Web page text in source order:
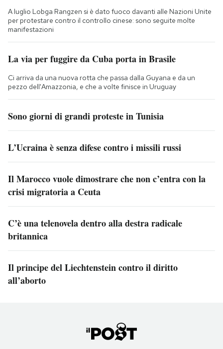
A luglio Lobga Rangzen si è dato fuoco davanti alle Nazioni Unite
per protestare contro il controllo cinese: sono seguite molte
manifestazioni
La via per fuggire da Cuba porta in Brasile
Ci arriva da una nuova rotta che passa dalla Guyana e da un
pezzo dell'Amazzonia, e che a volte finisce in Uruguay
Sono giorni di grandi proteste in Tunisia
L’Ucraina è senza difese contro i missili russi
Il Marocco vuole dimostrare che non c’entra con la
crisi migratoria a Ceuta
C’è una telenovela dentro alla destra radicale
britannica
Il principe del Liechtenstein contro il diritto
all’aborto